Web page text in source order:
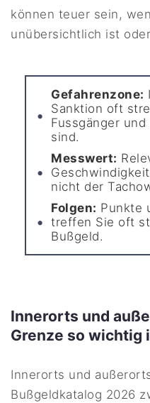
können teuer sein,
unübersichtlich ist
Gefahrenzone:
Sanktion oft
Fussgänger
sind.
Messwert:
nicht der
Folgen: Punkte
treffen Sie oft
Bußgeld.
Innerorts und
Grenze so wichtig
Innerorts und
Bußgeldkatalog 2026